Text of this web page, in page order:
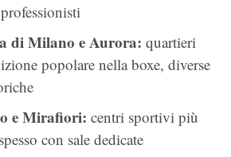
di Milano e Aurora: quartieri
popolare nella boxe, diverse
e Mirafiori: centri sportivi più
con sale dedicate